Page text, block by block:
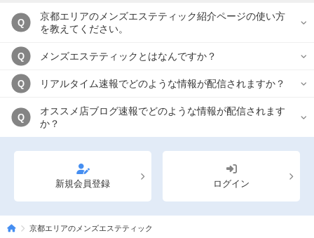
Q
京都エリアのメンズエステティック紹介ページの使い方
を教えてください。
Q メンズエステティックとはなんですか？
Q リアルタイム速報でどのような情報が配信されますか？
Q
オススメ店ブログ速報でどのような情報が配信されます
か？
新規会員登録 ログイン
京都エリアのメンズエステティック